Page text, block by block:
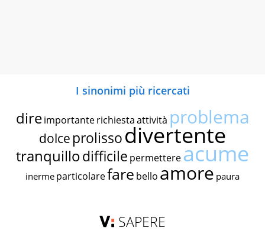
I sinonimi più ricercati
dire importante richiestaattività problema
dolce prolissodivertente
tranquillodifficile permettereacume
inerme particolarefare bello amore paura
SAPERE